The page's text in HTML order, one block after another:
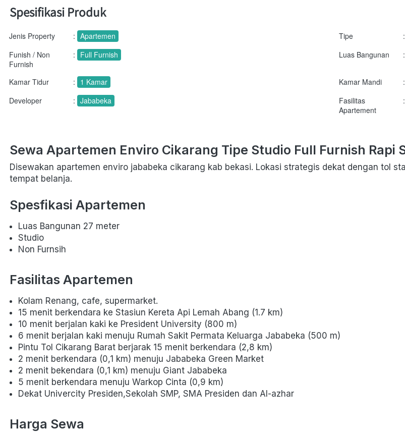
Spesifikasi Produk
Jenis Property : Apartemen Tipe :
Funish / Non
Furnish
: Full Furnish Luas Bangunan :
Kamar Tidur : 1 Kamar Kamar Mandi :
Developer
: Jababeka
Fasilitas
Apartement
:
Sewa Apartemen Enviro Cikarang Tipe Studio Full Furnish Rapi
Disewakan apartemen enviro jababeka cikarang kab bekasi. Lokasi strategis dekat dengan tol
tempat belanja.
Spesfikasi Apartemen
Luas Bangunan 27 meter
Studio
Non Furnsih
Fasilitas Apartemen
Kolam Renang, cafe, supermarket.
15 menit berkendara ke Stasiun Kereta Api Lemah Abang (1.7 km)
10 menit berjalan kaki ke President University (800 m)
6 menit berjalan kaki menuju Rumah Sakit Permata Keluarga Jababeka (500 m)
Pintu Tol Cikarang Barat berjarak 15 menit berkendara (2,8 km)
2 menit berkendara (0,1 km) menuju Jababeka Green Market
2 menit bekendara (0,1 km) menuju Giant Jababeka
5 menit berkendara menuju Warkop Cinta (0,9 km)
Dekat Univercity Presiden,Sekolah SMP, SMA Presiden dan Al-azhar
Harga Sewa